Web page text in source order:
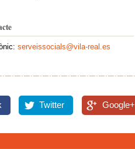
serveissocials@vila-real.es
Twitter Google+